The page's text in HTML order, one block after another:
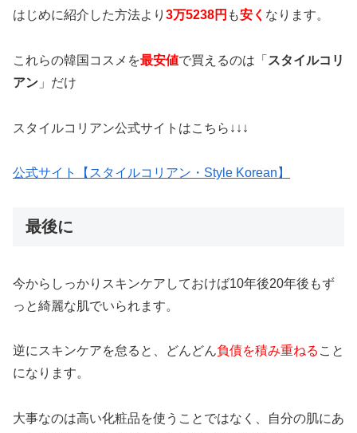
はじめに紹介した方法より 3万5238円 も安く なります。
これらの韓国コスメを最安値で買えるのは「 スタイルコリ
アン 」だけ
スタイルコリアン公式サイトはこちら↓↓↓
公式サイト【スタイルコリアン・Style Korean】
最後に
今からしっかりスキンケアしておけば10年後20年後もず
っと綺麗な肌でいられます。
逆にスキンケアを怠ると、どんどん負債を積み重ねる こと
になります。
大事なのは高い化粧品を使うことではなく、自分の肌にあ